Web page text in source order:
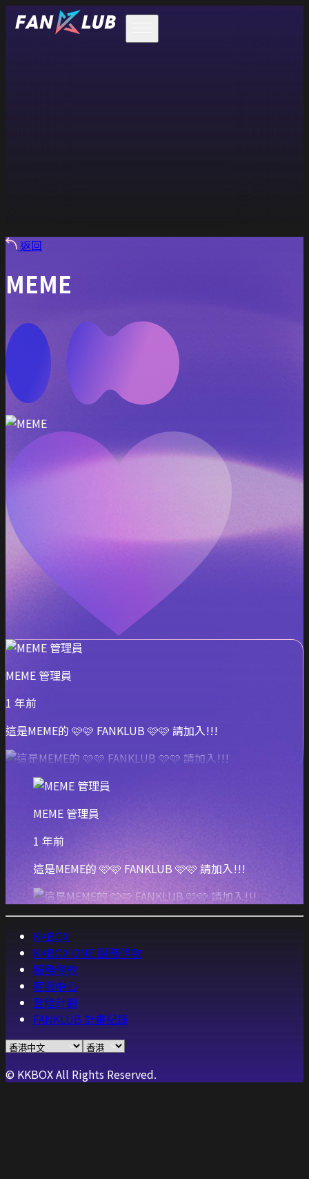
返回
MEME
MEME 管理員
1 年前
這是MEME的 🩷🩷 FANKLUB 🩷🩷 請加入!!!
MEME 管理員
1 年前
這是MEME的 🩷🩷 FANKLUB 🩷🩷 請加入!!!
KKBOX
KKBOX ONE 服務條款
服務條款
客服中心
登陸計劃
FANKLUB 計畫紀錄
© KKBOX All Rights Reserved.